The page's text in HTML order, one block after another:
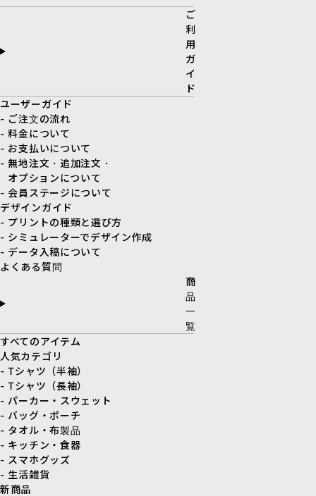
ご
利
用
ガ
イ
ド
ユーザーガイド
- ご注文の流れ
- 料金について
- お支払いについて
- 無地注文・追加注文・
オプションについて
- 会員ステージについて
デザインガイド
- プリントの種類と選び方
- シミュレーターでデザイン作成
- データ入稿について
よくある質問
商
品
一
覧
すべてのアイテム
人気カテゴリ
- Tシャツ（半袖）
- Tシャツ（長袖）
- パーカー・スウェット
- バッグ・ポーチ
- タオル・布製品
- キッチン・食器
- スマホグッズ
- 生活雑貨
新商品